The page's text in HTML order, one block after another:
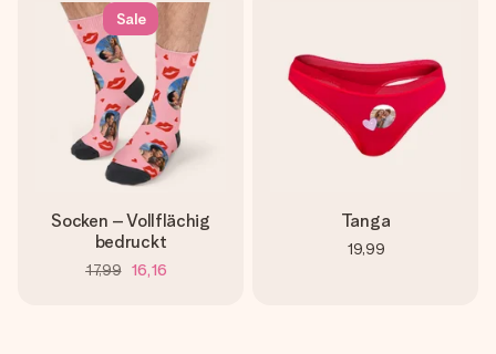
Sale
Socken – Vollflächig
bedruckt
17,99 16,16
Tanga
19,99